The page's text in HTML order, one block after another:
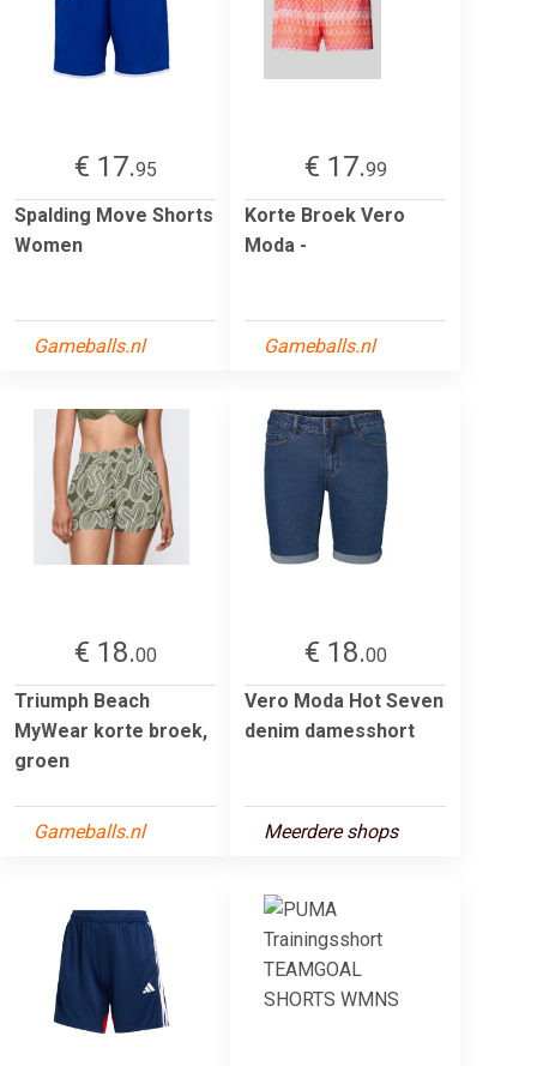
€ 17.95
Spalding Move Shorts
Women
Gameballs.nl
€ 17.99
Korte Broek Vero
Moda -
Gameballs.nl
€ 18.00
Triumph Beach
MyWear korte broek,
groen
Gameballs.nl
€ 18.00
Vero Moda Hot Seven
denim damesshort
Meerdere shops